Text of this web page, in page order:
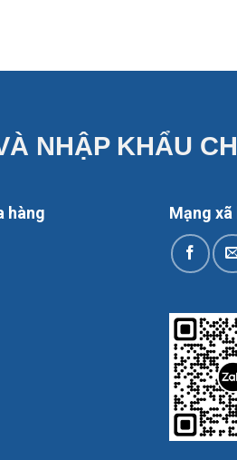
NHẬP KHẨU
hàng Mạng xã